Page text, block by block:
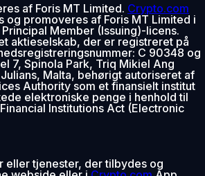
af Foris MT Limited. Crypto.com
og promoveres af Foris MT Limited i
Member (Issuing)-licens.
aktieselskab, der er registreret på
C 90348 og
7, Spinola Park, Triq Mikiel Ang
Malta, behørigt autoriseret af
Authority som et finansielt institut
elektroniske penge i henhold til
Institutions Act (Electronic
eller tjenester, der tilbydes og